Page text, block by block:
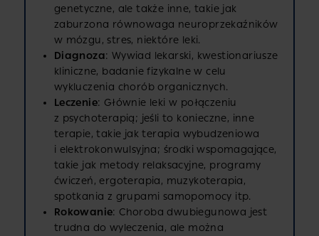
genetyczne, ale także inne, takie jak
zaburzona równowaga neuroprzekaźników
w mózgu, stres, niektóre leki.
Diagnoza: Wywiad lekarski, kwestionariusze
kliniczne, badanie fizykalne w celu
wykluczenia chorób organicznych.
Leczenie: Głównie leki w połączeniu
z psychoterapią; jeśli to konieczne, inne
terapie, takie jak terapia wybudzeniowa
i elektrokonwulsyjna; środki wspomagające,
takie jak metody relaksacyjne, programy
ćwiczeń, ergoterapia, muzykoterapia,
spotkania z grupami samopomocy itp.
Rokowanie: Choroba dwubiegunowa jest
trudna do wyleczenia, ale można